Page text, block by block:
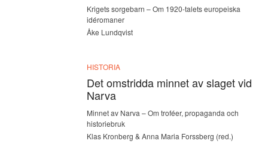
Krigets sorgebarn – Om 1920-talets europeiska
idéromaner
Åke Lundqvist
HISTORIA
Det omstridda minnet av slaget vid
Narva
Minnet av Narva – Om troféer, propaganda och
historiebruk
Klas Kronberg & Anna Maria Forssberg (red.)